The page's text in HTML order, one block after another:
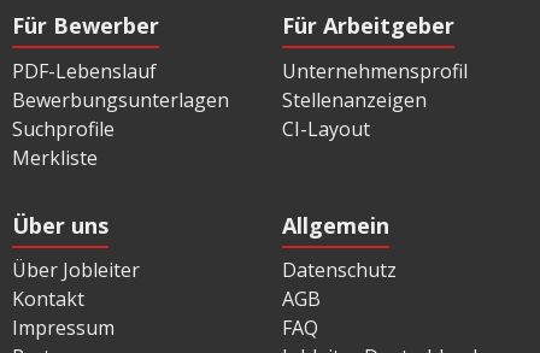
Für Bewerber
PDF-Lebenslauf
Bewerbungsunterlagen
Suchprofile
Merkliste
Für Arbeitgeber
Unternehmensprofil
Stellenanzeigen
CI-Layout
Über uns
Über Jobleiter
Kontakt
Impressum
Allgemein
Datenschutz
AGB
FAQ